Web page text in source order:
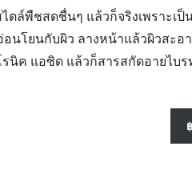
ล์พืชสดชื่นๆ แล้วก็จริงเพราะเป็
นโยนกับผิว ลางหน้าแล้วผิวสะอ
นิค แอซิด แล้วก็สารสกัดอายไบ